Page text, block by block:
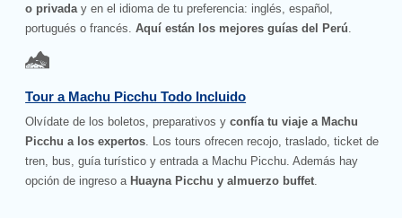
o privada y en el idioma de tu preferencia: inglés, español,
portugués o francés.Aquí están los mejores guías del Perú
Tour a Machu Picchu Todo Incluido
Olvídate de los boletos, preparativos yconfía tu viaje a Machu
Picchu a los expertos. Los tours ofrecen recojo, traslado, ticket de
tren, bus, guía turístico y entrada a Machu Picchu. Además hay
opción de ingreso a Huayna Picchu y almuerzo buffet.